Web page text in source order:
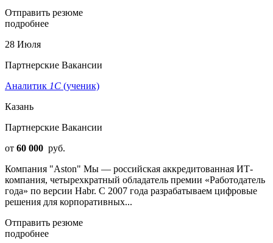
Отправить резюме
подробнее
28 Июля
Партнерские Вакансии
Аналитик 1С (ученик)
Казань
Партнерские Вакансии
от 60 000 руб.
Компания "Aston" Мы — российская аккредитованная ИТ-
компания, четырехкратный обладатель премии «Работодатель
года» по версии Habr. C 2007 года разрабатываем цифровые
решения для корпоративных...
Отправить резюме
подробнее